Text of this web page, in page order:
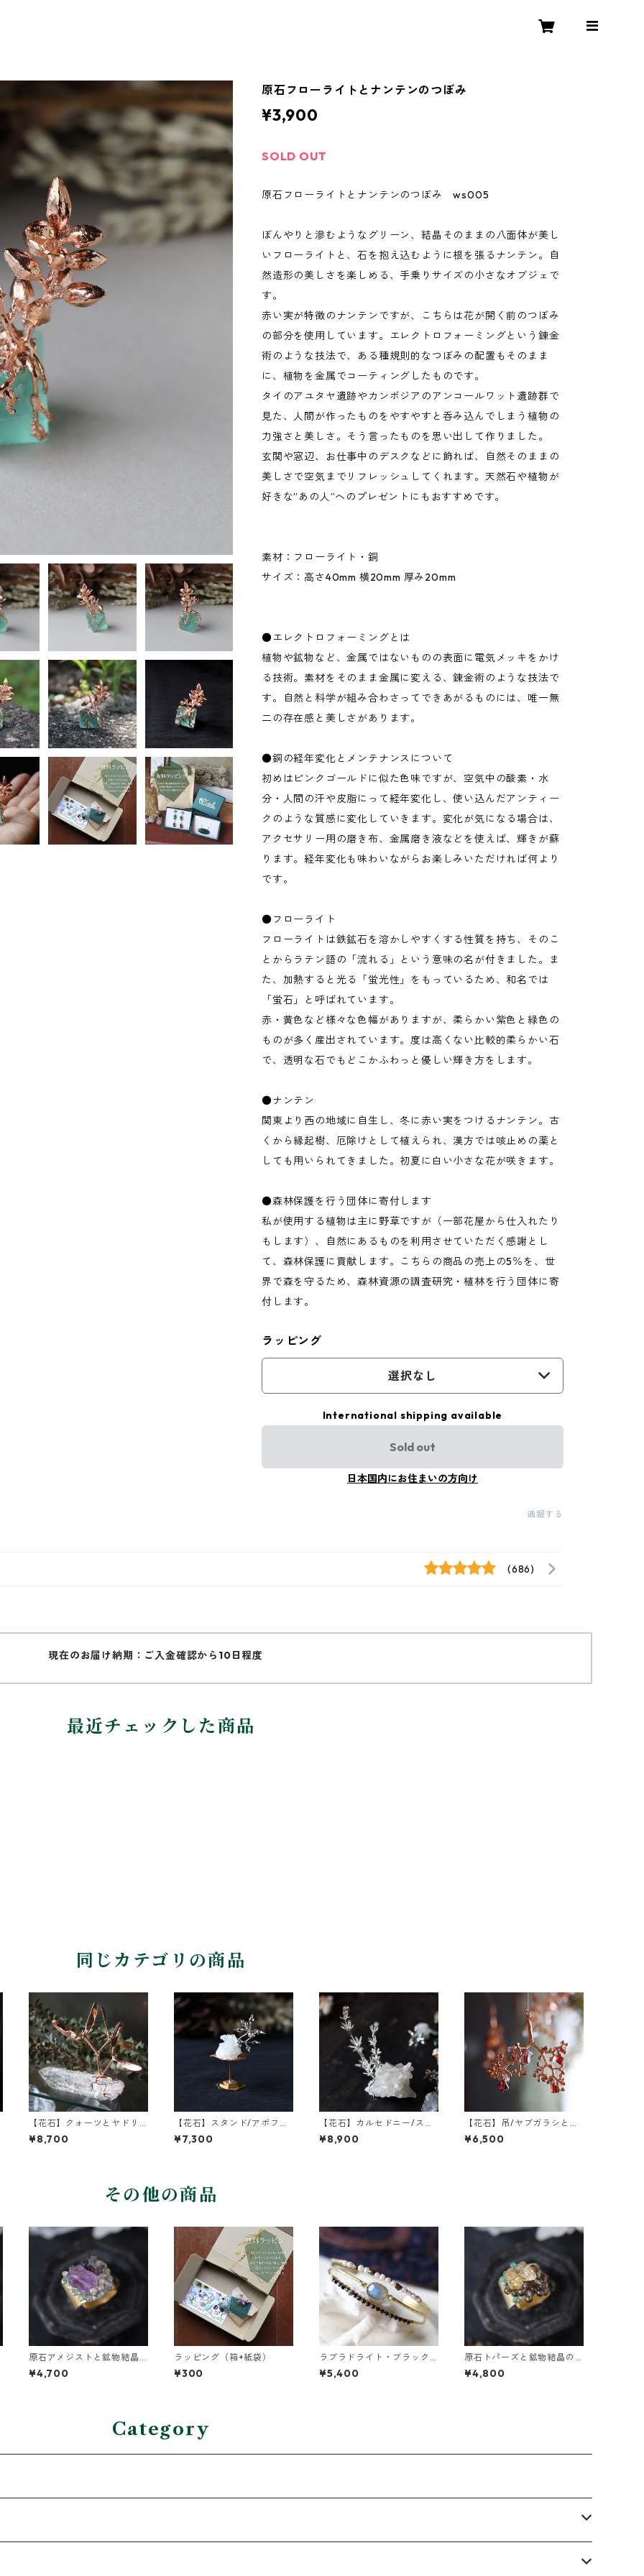
原石フローライトとナンテンのつぼみ
¥3,900
SOLD OUT
原石フローライトとナンテンのつぼみ ws005
ぼんやりと滲むようなグリーン、結晶そのままの八面体が美し
いフローライトと、石を抱え込むように根を張るナンテン。自
然造形の美しさを楽しめる、手乗りサイズの小さなオブジェで
す。
赤い実が特徴のナンテンですが、こちらは花が開く前のつぼみ
の部分を使用しています。エレクトロフォーミングという錬金
術のような技法で、ある種規則的なつぼみの配置もそのまま
に、植物を金属でコーティングしたものです。
タイのアユタヤ遺跡やカンボジアのアンコールワット遺跡群で
見た、人間が作ったものをやすやすと呑み込んでしまう植物の
力強さと美しさ。そう言ったものを思い出して作りました。
玄関や窓辺、お仕事中のデスクなどに飾れば、自然そのままの
美しさで空気までリフレッシュしてくれます。天然石や植物が
好きな”あの人”へのプレゼントにもおすすめです。
素材：フローライト・銅
サイズ：高さ40mm 横20mm 厚み20mm
●エレクトロフォーミングとは
植物や鉱物など、金属ではないものの表面に電気メッキをかけ
る技術。素材をそのまま金属に変える、錬金術のような技法で
す。自然と科学が組み合わさってできあがるものには、唯一無
二の存在感と美しさがあります。
●銅の経年変化とメンテナンスについて
初めはピンクゴールドに似た色味ですが、空気中の酸素・水
分・人間の汗や皮脂にって経年変化し、使い込んだアンティー
クのような質感に変化していきます。変化が気になる場合は、
アクセサリー用の磨き布、金属磨き液などを使えば、輝きが蘇
ります。経年変化も味わいながらお楽しみいただければ何より
です。
●フローライト
フローライトは鉄鉱石を溶かしやすくする性質を持ち、そのこ
とからラテン語の「流れる」という意味の名が付きました。ま
た、加熱すると光る「蛍光性」をもっているため、和名では
「蛍石」と呼ばれています。
赤・黄色など様々な色幅がありますが、柔らかい紫色と緑色の
ものが多く産出されています。度は高くない比較的柔らかい石
で、透明な石でもどこかふわっと優しい輝き方をします。
●ナンテン
関東より西の地域に自生し、冬に赤い実をつけるナンテン。古
くから縁起樹、厄除けとして植えられ、漢方では咳止めの薬と
しても用いられてきました。初夏に白い小さな花が咲きます。
●森林保護を行う団体に寄付します
私が使用する植物は主に野草ですが（一部花屋から仕入れたり
もします）、自然にあるものを利用させていただく感謝とし
て、森林保護に貢献します。こちらの商品の売上の5％を、世
界で森を守るため、森林資源の調査研究・植林を行う団体に寄
付します。
ラッピング
選択なし
International shipping available
Sold out
日本国内にお住まいの方向け
通報する
(686)
現在のお届け納期：ご入金確認から10日程度
最近チェックした商品
同じカテゴリの商品
【花石】クォーツとヤドリ
ギ
¥8,700
【花石】スタンド/アポフィ
ライトとユーカリ
¥7,300
【花石】カルセドニー/ステ
ィルバイトとヤエムグラ
¥8,900
【花石】吊/ヤブガラシとガ
ーネット
¥6,500
その他の商品
原石アメジストと鉱物結晶
の真鍮幅広イヤーカフ
¥4,700
ラッピング（箱+紙袋）
¥300
ラブラドライト・ブラック
スピネル・パールの3連バン
グル
¥5,400
原石トパーズと鉱物結晶の
真鍮幅広イヤーカフ
¥4,800
Category